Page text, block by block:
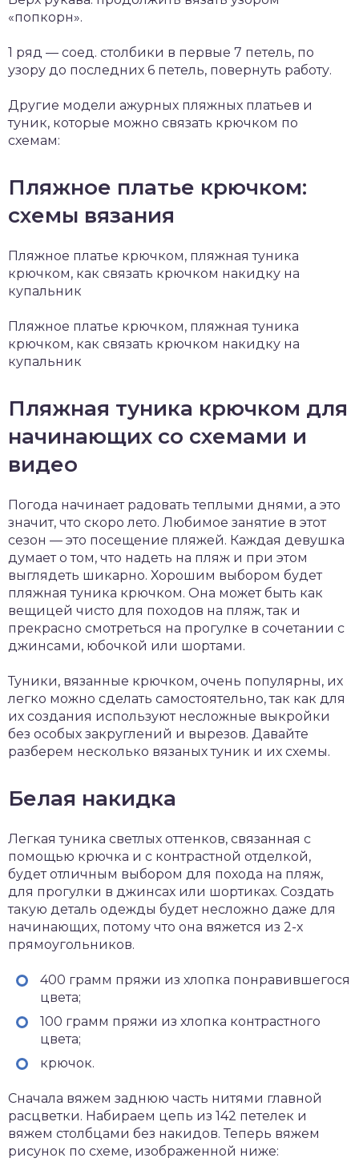
«попкорн».
1 ряд — соед. столбики в первые 7 петель, по
узору до последних 6 петель, повернуть работу.
Другие модели ажурных пляжных платьев и
туник, которые можно связать крючком по
схемам:
Пляжное платье крючком:
схемы вязания
Пляжное платье крючком, пляжная туника
крючком, как связать крючком накидку на
купальник
Пляжное платье крючком, пляжная туника
крючком, как связать крючком накидку на
купальник
Пляжная туника крючком для
начинающих со схемами и
видео
Погода начинает радовать теплыми днями, а это
значит, что скоро лето. Любимое занятие в этот
сезон — это посещение пляжей. Каждая девушка
думает о том, что надеть на пляж и при этом
выглядеть шикарно. Хорошим выбором будет
пляжная туника крючком. Она может быть как
вещицей чисто для походов на пляж, так и
прекрасно смотреться на прогулке в сочетании с
джинсами, юбочкой или шортами.
Туники, вязанные крючком, очень популярны, их
легко можно сделать самостоятельно, так как для
их создания используют несложные выкройки
без особых закруглений и вырезов. Давайте
разберем несколько вязаных туник и их схемы.
Белая накидка
Легкая туника светлых оттенков, связанная с
помощью крючка и с контрастной отделкой,
будет отличным выбором для похода на пляж,
для прогулки в джинсах или шортиках. Создать
такую деталь одежды будет несложно даже для
начинающих, потому что она вяжется из 2-х
прямоугольников.
400 грамм пряжи из хлопка понравившегося
цвета;
100 грамм пряжи из хлопка контрастного
цвета;
крючок.
Сначала вяжем заднюю часть нитями главной
расцветки. Набираем цепь из 142 петелек и
вяжем столбцами без накидов. Теперь вяжем
рисунок по схеме, изображенной ниже: